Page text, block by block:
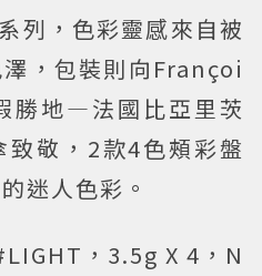
列，色彩靈感來自被
，包裝則向Françoi
勝地—法國比亞里茨
致敬，2款4色頰彩盤
迷人色彩。
，3.5g X 4，N